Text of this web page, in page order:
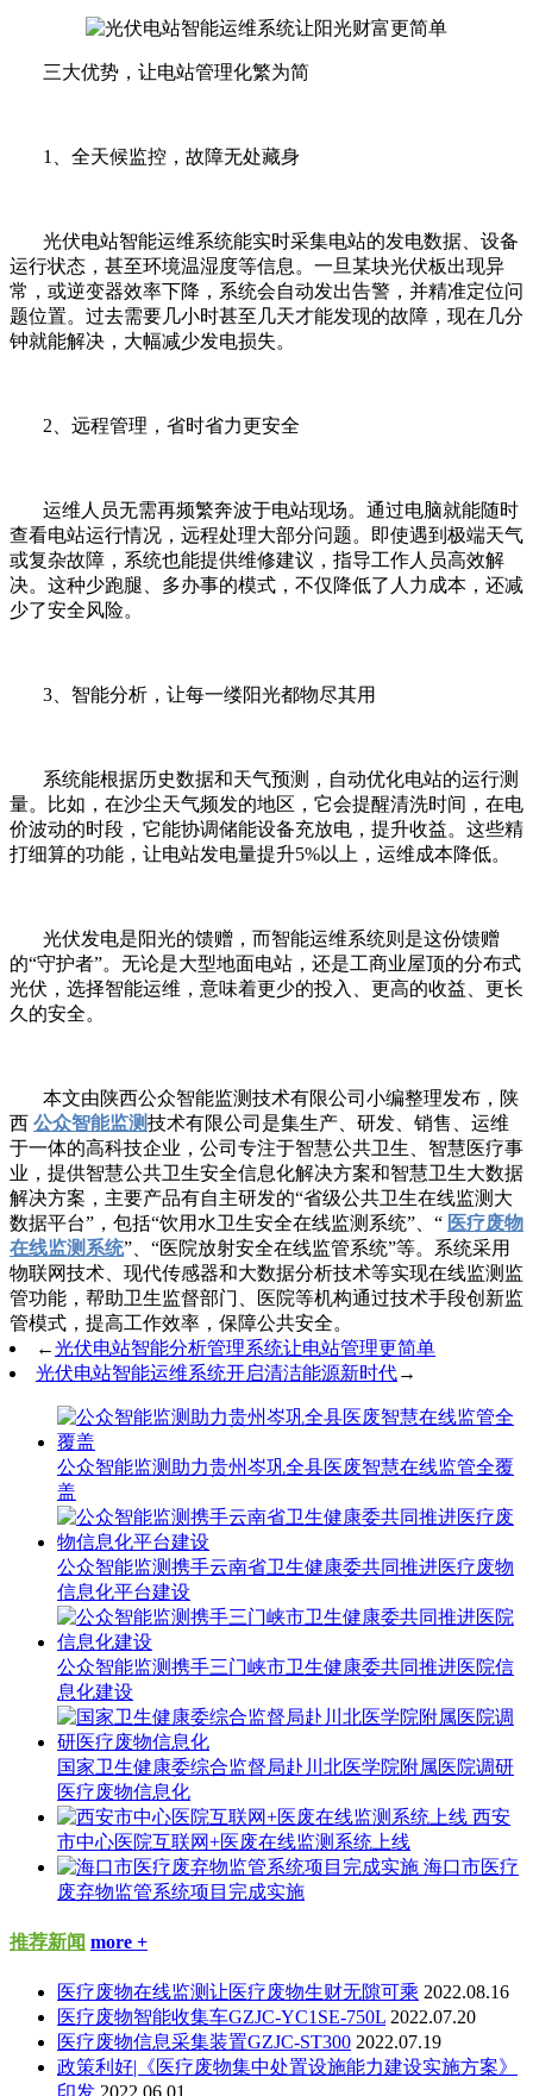
三大优势，让电站管理化繁为简
1、全天候监控，故障无处藏身
光伏电站智能运维系统能实时采集电站的发电数据、设备
运行状态，甚至环境温湿度等信息。一旦某块光伏板出现异
常，或逆变器效率下降，系统会自动发出告警，并精准定位问
题位置。过去需要几小时甚至几天才能发现的故障，现在几分
钟就能解决，大幅减少发电损失。
2、远程管理，省时省力更安全
运维人员无需再频繁奔波于电站现场。通过电脑就能随时
查看电站运行情况，远程处理大部分问题。即使遇到极端天气
或复杂故障，系统也能提供维修建议，指导工作人员高效解
决。这种少跑腿、多办事的模式，不仅降低了人力成本，还减
少了安全风险。
3、智能分析，让每一缕阳光都物尽其用
系统能根据历史数据和天气预测，自动优化电站的运行测
量。比如，在沙尘天气频发的地区，它会提醒清洗时间，在电
价波动的时段，它能协调储能设备充放电，提升收益。这些精
打细算的功能，让电站发电量提升5%以上，运维成本降低。
光伏发电是阳光的馈赠，而智能运维系统则是这份馈赠
的“守护者”。无论是大型地面电站，还是工商业屋顶的分布式
光伏，选择智能运维，意味着更少的投入、更高的收益、更长
久的安全。
本文由陕西公众智能监测技术有限公司小编整理发布，陕
西 公众智能监测技术有限公司是集生产、研发、销售、运维
于一体的高科技企业，公司专注于智慧公共卫生、智慧医疗事
业，提供智慧公共卫生安全信息化解决方案和智慧卫生大数据
解决方案，主要产品有自主研发的“省级公共卫生在线监测大
数据平台”，包括“饮用水卫生安全在线监测系统”、“ 医疗废物
在线监测系统”、“医院放射安全在线监管系统”等。系统采用
物联网技术、现代传感器和大数据分析技术等实现在线监测监
管功能，帮助卫生监督部门、医院等机构通过技术手段创新监
管模式，提高工作效率，保障公共安全。
←光伏电站智能分析管理系统让电站管理更简单
光伏电站智能运维系统开启清洁能源新时代→
公众智能监测助力贵州岑巩全县医废智慧在线监管全覆
盖
公众智能监测携手云南省卫生健康委共同推进医疗废物
信息化平台建设
公众智能监测携手三门峡市卫生健康委共同推进医院信
息化建设
国家卫生健康委综合监督局赴川北医学院附属医院调研
医疗废物信息化
西安
市中心医院互联网+医废在线监测系统上线
海口市医疗
废弃物监管系统项目完成实施
推荐新闻 more +
医疗废物在线监测让医疗废物生财无隙可乘 2022.08.16
医疗废物智能收集车GZJC-YC1SE-750L 2022.07.20
医疗废物信息采集装置GZJC-ST300 2022.07.19
政策利好|《医疗废物集中处置设施能力建设实施方案》
印发 2022.06.01